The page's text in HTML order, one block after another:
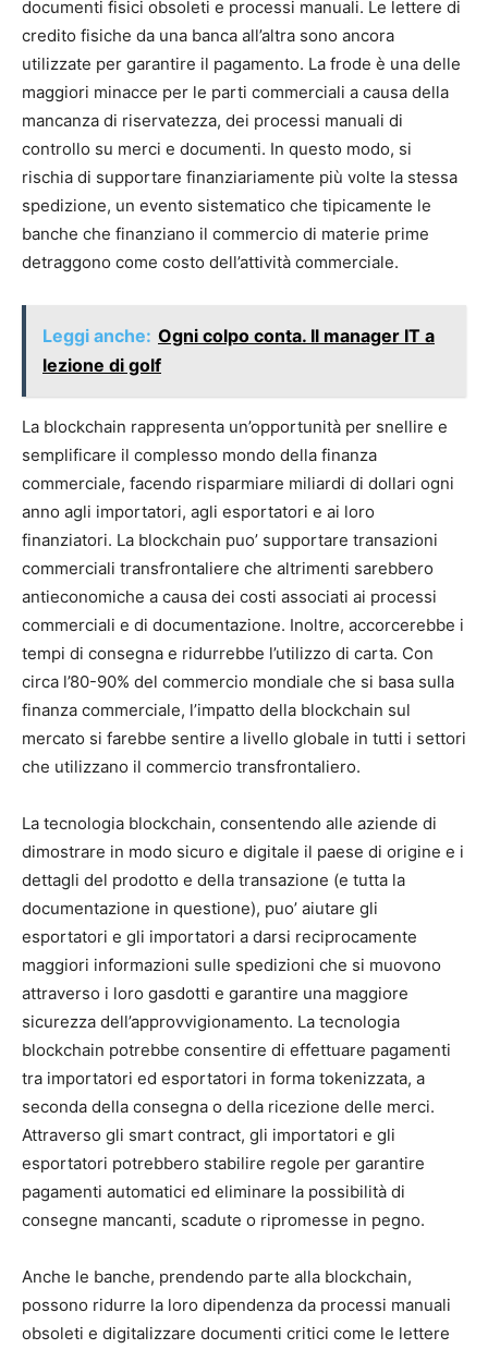
documenti fisici obsoleti e processi manuali. Le lettere di
credito fisiche da una banca all’altra sono ancora
utilizzate per garantire il pagamento. La frode è una delle
maggiori minacce per le parti commerciali a causa della
mancanza di riservatezza, dei processi manuali di
controllo su merci e documenti. In questo modo, si
rischia di supportare finanziariamente più volte la stessa
spedizione, un evento sistematico che tipicamente le
banche che finanziano il commercio di materie prime
detraggono come costo dell’attività commerciale.
Leggi anche: Ogni colpo conta. Il manager IT a
lezione di golf
La blockchain rappresenta un’opportunità per snellire e
semplificare il complesso mondo della finanza
commerciale, facendo risparmiare miliardi di dollari ogni
anno agli importatori, agli esportatori e ai loro
finanziatori. La blockchain puo’ supportare transazioni
commerciali transfrontaliere che altrimenti sarebbero
antieconomiche a causa dei costi associati ai processi
commerciali e di documentazione. Inoltre, accorcerebbe i
tempi di consegna e ridurrebbe l’utilizzo di carta. Con
circa l’80-90% del commercio mondiale che si basa sulla
finanza commerciale, l’impatto della blockchain sul
mercato si farebbe sentire a livello globale in tutti i settori
che utilizzano il commercio transfrontaliero.
La tecnologia blockchain, consentendo alle aziende di
dimostrare in modo sicuro e digitale il paese di origine e i
dettagli del prodotto e della transazione (e tutta la
documentazione in questione), puo’ aiutare gli
esportatori e gli importatori a darsi reciprocamente
maggiori informazioni sulle spedizioni che si muovono
attraverso i loro gasdotti e garantire una maggiore
sicurezza dell’approvvigionamento. La tecnologia
blockchain potrebbe consentire di effettuare pagamenti
tra importatori ed esportatori in forma tokenizzata, a
seconda della consegna o della ricezione delle merci.
Attraverso gli smart contract, gli importatori e gli
esportatori potrebbero stabilire regole per garantire
pagamenti automatici ed eliminare la possibilità di
consegne mancanti, scadute o ripromesse in pegno.
Anche le banche, prendendo parte alla blockchain,
possono ridurre la loro dipendenza da processi manuali
obsoleti e digitalizzare documenti critici come le lettere